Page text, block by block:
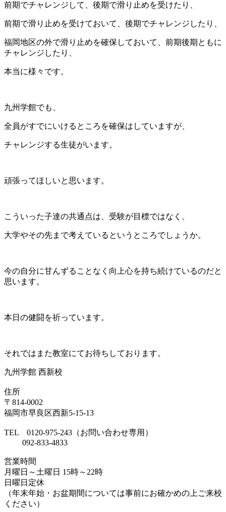
前期でチャレンジして、後期で滑り止めを受けたり、
前期で滑り止めを受けておいて、後期でチャレンジしたり、
福岡地区の外で滑り止めを確保しておいて、前期後期ともに
チャレンジしたり、
本当に様々です。
九州学館でも、
全員がすでにいけるところを確保はしていますが、
チャレンジする生徒がいます。
頑張ってほしいと思います。
こういった子達の共通点は、受験が目標ではなく、
大学やその先まで考えているというところでしょうか。
今の自分に甘んずることなく向上心を持ち続けているのだと
思います。
本日の健闘を祈っています。
それではまた教室にてお待ちしております。
九州学館 西新校
住所
〒814-0002
福岡市早良区西新5-15-13
TEL 0120-975-243（お問い合わせ専用）
092-833-4833
営業時間
月曜日～土曜日 15時～22時
日曜日定休
（年末年始・お盆期間については事前にお確かめの上ご来校
ください）